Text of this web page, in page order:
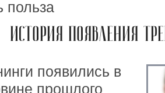
польза
ИСТОРИЯ ПОЯВЛЕНИЯ
появились в
прошлого